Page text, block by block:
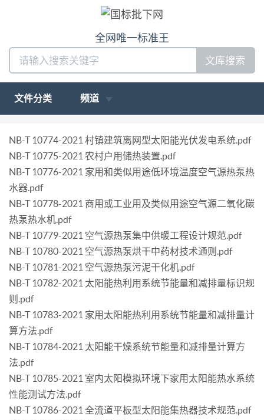
全网唯一标准王
文库搜索
文件分类 频道
NB-T 10774-2021 村镇建筑离网型太阳能光伏发电系统.pdf
NB-T 10775-2021 农村户用储热装置.pdf
NB-T 10776-2021 家用和类似用途低环境温度空气源热泵热
水器.pdf
NB-T 10778-2021 商用或工业用及类似用途空气源二氧化碳
热泵热水机.pdf
NB-T 10779-2021 空气源热泵集中供暖工程设计规范.pdf
NB-T 10780-2021 空气源热泵烘干中药材技术通则.pdf
NB-T 10781-2021 空气源热泵污泥干化机.pdf
NB-T 10782-2021 太阳能热利用系统节能量和减排量标识规
则.pdf
NB-T 10783-2021 家用太阳能热利用系统节能量和减排量计
算方法.pdf
NB-T 10784-2021 太阳能干燥系统节能量和减排量计算方
法.pdf
NB-T 10785-2021 室内太阳模拟环境下家用太阳能热水系统
性能测试方法.pdf
NB-T 10786-2021 全流道平板型太阳能集热器技术规范.pdf